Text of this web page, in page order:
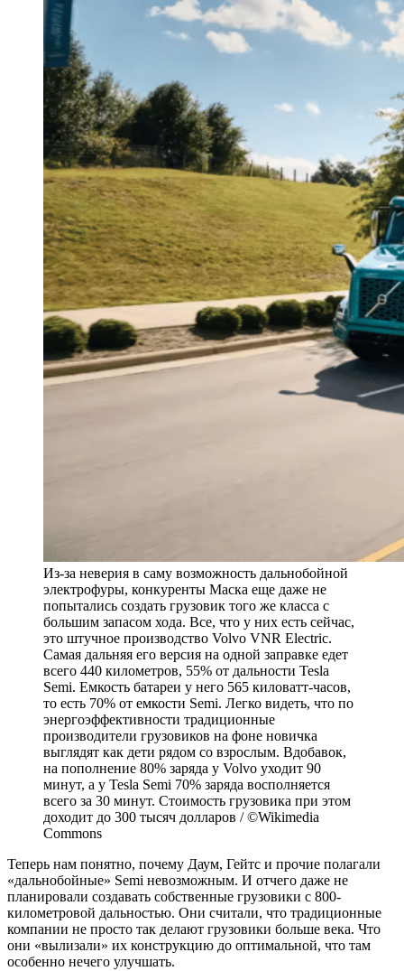
Из-за неверия в саму возможность дальнобойной
электрофуры, конкуренты Маска еще даже не
попытались создать грузовик того же класса с
большим запасом хода. Все, что у них есть сейчас,
это штучное производство Volvo VNR Electric.
Самая дальняя его версия на одной заправке едет
всего 440 километров, 55% от дальности Tesla
Semi. Емкость батареи у него 565 киловатт-часов,
то есть 70% от емкости Semi. Легко видеть, что по
энергоэффективности традиционные
производители грузовиков на фоне новичка
выглядят как дети рядом со взрослым. Вдобавок,
на пополнение 80% заряда у Volvo уходит 90
минут, а у Tesla Semi 70% заряда восполняется
всего за 30 минут. Стоимость грузовика при этом
доходит до 300 тысяч долларов / ©Wikimedia
Commons
Теперь нам понятно, почему Даум, Гейтс и прочие полагали
«дальнобойные» Semi невозможным. И отчего даже не
планировали создавать собственные грузовики с 800-
километровой дальностью. Они считали, что традиционные
компании не просто так делают грузовики больше века. Что
они «вылизали» их конструкцию до оптимальной, что там
особенно нечего улучшать.